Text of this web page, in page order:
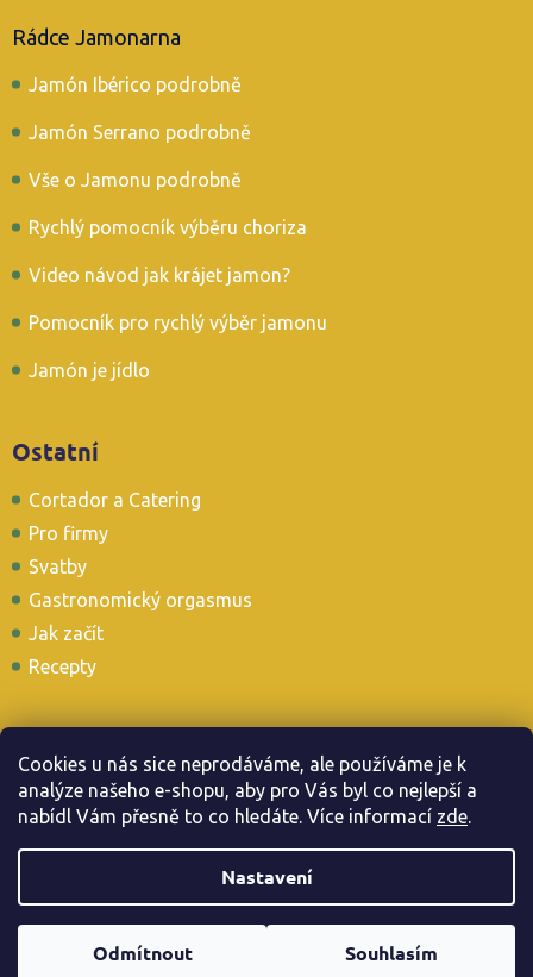
Cookies u nás sice neprodáváme, ale používáme je k
analýze našeho e-shopu, aby pro Vás byl co nejlepší a
nabídl Vám přesně to co hledáte. Více informací zde.
Nastavení
Odmítnout Souhlasím
Rádce Jamonarna
Jamón Ibérico podrobně
Jamón Serrano podrobně
Vše o Jamonu podrobně
Rychlý pomocník výběru choriza
Video návod jak krájet jamon?
Pomocník pro rychlý výběr jamonu
Jamón je jídlo
Ostatní
Cortador a Catering
Pro firmy
Svatby
Gastronomický orgasmus
Jak začít
Recepty
Stavte se i u nás v Tapas Baru
Copyright 2026Jamonarna.cz. Všechna práva vyhrazena.